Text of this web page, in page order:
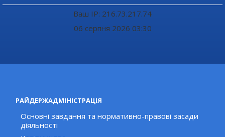
Ваш IP: 216.73.217.74
06 серпня 2026 03:30
РАЙДЕРЖАДМІНІСТРАЦІЯ
Основні завдання та нормативно-правові засади
діяльності